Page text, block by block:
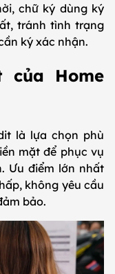
chữ ký dùng ký
tránh tình trạng
ký xác nhận.
Home
là lựa chọn phù
mặt để phục vụ
Ưu điểm lớn nhất
không yêu cầu
bảo.